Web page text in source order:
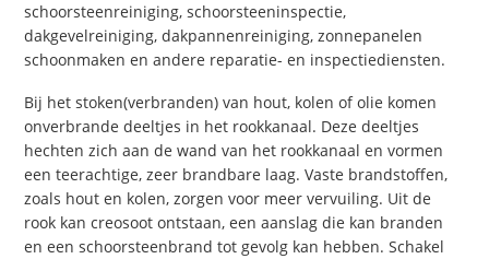
schoorsteenreiniging, schoorsteeninspectie,
dakgevelreiniging, dakpannenreiniging, zonnepanelen
schoonmaken en andere reparatie- en inspectiediensten.
Bij het stoken(verbranden) van hout, kolen of olie komen
onverbrande deeltjes in het rookkanaal. Deze deeltjes
hechten zich aan de wand van het rookkanaal en vormen
een teerachtige, zeer brandbare laag. Vaste brandstoffen,
zoals hout en kolen, zorgen voor meer vervuiling. Uit de
rook kan creosoot ontstaan, een aanslag die kan branden
en een schoorsteenbrand tot gevolg kan hebben. Schakel